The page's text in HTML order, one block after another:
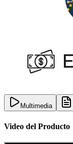
Multimedia
Video del Producto